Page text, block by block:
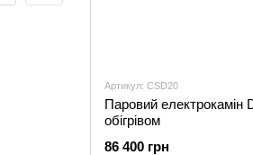
Артикул: CSD20
Паровий електрокамін
обігрівом
86 400 грн